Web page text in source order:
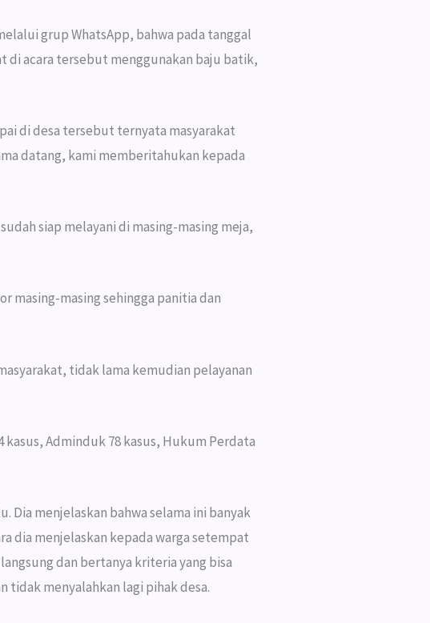
grup WhatsApp, bahwa pada tanggal
di acara tersebut menggunakan baju batik,
di desa tersebut ternyata masyarakat
datang, kami memberitahukan kepada
siap melayani di masing-masing meja,
masing-masing sehingga panitia dan
tidak lama kemudian pelayanan
kasus, Adminduk 78 kasus, Hukum Perdata
Dia menjelaskan bahwa selama ini banyak
dia menjelaskan kepada warga setempat
dan bertanya kriteria yang bisa
tidak menyalahkan lagi pihak desa.